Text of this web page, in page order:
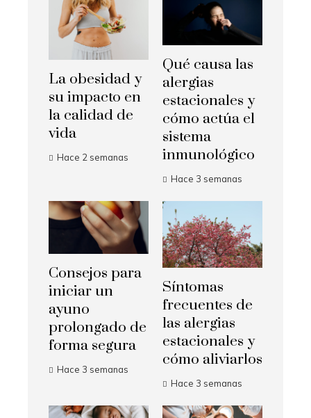
La obesidad y
su impacto en
la calidad de
vida
Hace 2 semanas
Qué causa las
alergias
estacionales y
cómo actúa el
sistema
inmunológico
Hace 3 semanas
Consejos para
iniciar un
ayuno
prolongado de
forma segura
Hace 3 semanas
Síntomas
frecuentes de
las alergias
estacionales y
cómo aliviarlos
Hace 3 semanas